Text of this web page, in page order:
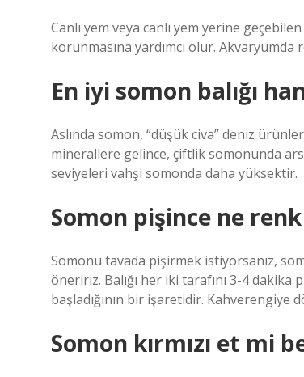
Canlı yem veya canlı yem yerine
korunmasına yardımcı olur.
En iyi somon balığı
Aslında somon, “düşük civa” deniz
minerallere gelince, çiftlik somonunda
seviyeleri vahşi somonda daha yüksektir.
Somon pişince ne
Somonu tavada pişirmek istiyorsanız,
öneririz. Balığı her iki tarafını 3-4 dakika
başladığının bir işaretidir. Kahverengiye
Somon kırmızı et mi